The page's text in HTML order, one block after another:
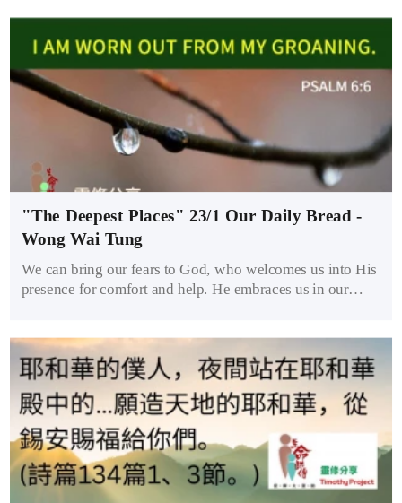
"The Deepest Places" 23/1 Our Daily Bread -
Wong Wai Tung
We can bring our fears to God, who welcomes us into His
presence for comfort and help. He embraces us in our
that expression is sung, prayed, or silently cried, our God
reaches into the deepest places in our hearts and gives us
His peace.